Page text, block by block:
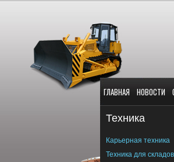
ГЛАВНАЯ НОВОСТИ
Техника
Карьерная техника
Техника для складов